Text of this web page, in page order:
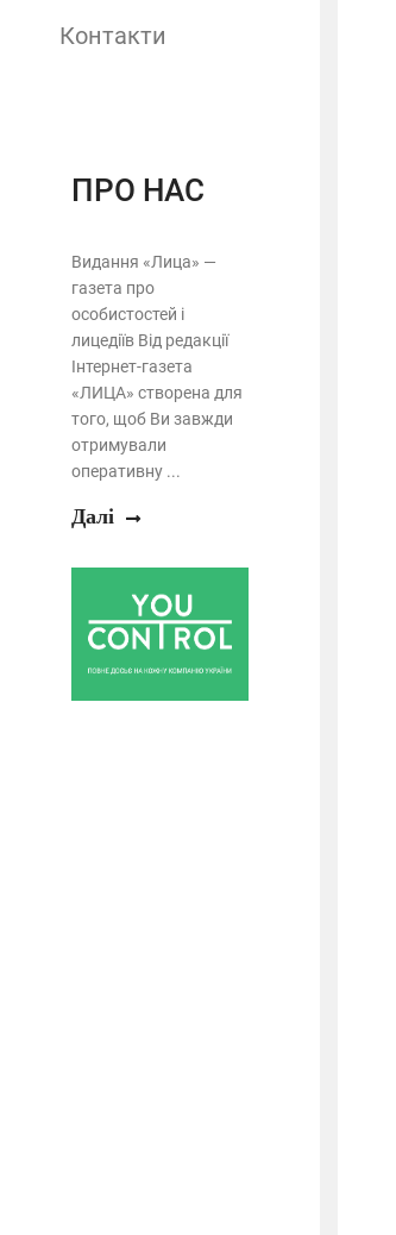
Контакти
ПРО НАС
Видання «Лица» —
газета про
особистостей і
лицедіїв Від редакції
Інтернет-газета
«ЛИЦА» створена для
того, щоб Ви завжди
отримували
оперативну ...
Далі